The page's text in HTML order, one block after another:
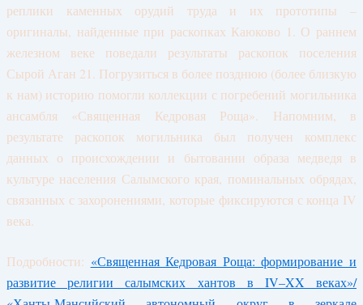
реплики каменных орудий труда и их прототипы –
оригиналы, найденные при раскопках Каюково 1. О раннем
железном веке поведали результаты раскопок поселения
Сырой Аган 21. Погрузиться в более позднюю (более близкую
к нам) историю помогли коллекции с погребений могильника
ансамбля «Священная Кедровая Роща». Напомним, в
результате раскопок могильника был получен комплекс
данных о происхождении и бытовании образа медведя в
культуре населения Салымского края, поминальных обрядах,
связанных с захоронениями, которые фиксируются с конца IV
века.
Подробности: «Священная Кедровая Роща: формирование и
развитие религии салымских хантов в IV–XX веках»/